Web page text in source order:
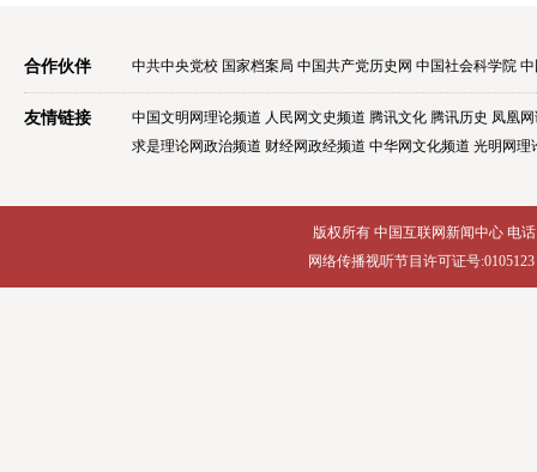
合作伙伴 中共中央党校 国家档案局 中国共产党历史网 中国社会科学院
友情链接 中国文明网理论频道 人民网文史频道 腾讯文化 腾讯历史 凤凰
求是理论网政治频道 财经网政经频道 中华网文化频道 光明网理
版权所有 中国互联网新闻中心 电话
网络传播视听节目许可证号